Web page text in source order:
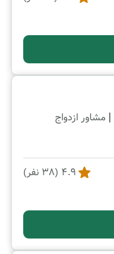
| مشاور ازدواج
4.9
(
38 نفر)